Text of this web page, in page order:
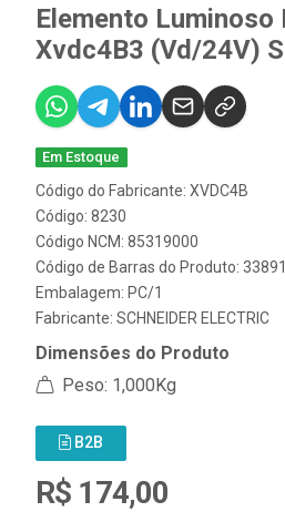
Elemento Luminoso
Xvdc4B3 (Vd/24V)
Em Estoque
Código do Fabricante: XVDC4B
Código: 8230
Código NCM: 85319000
Código de Barras do Produto:
Embalagem: PC/1
Fabricante: SCHNEIDER ELECTRIC
Dimensões do Produto
Peso: 1,000Kg
B2B
R$ 174,00